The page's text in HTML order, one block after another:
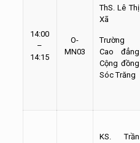
14:00
–
14:15
O-
MN03
ThS. Lê Thị
Xã
Trường
Cao đẳng
Cộng đồng
Sóc Trăng
KS. Trần